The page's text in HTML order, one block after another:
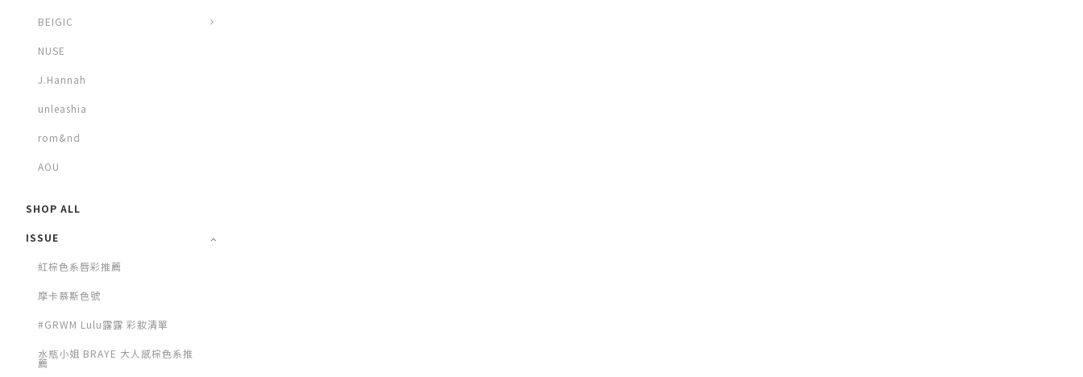
BEIGIC
NUSE
J.Hannah
unleashia
rom&nd
AOU
SHOP ALL
ISSUE
紅棕色系唇彩推薦
摩卡慕斯色號
#GRWM Lulu露露 彩妝清單
水瓶小姐 BRAYE 大人感棕色系推
薦